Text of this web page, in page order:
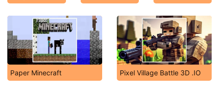
Paper Minecraft Pixel Village Battle 3D .IO